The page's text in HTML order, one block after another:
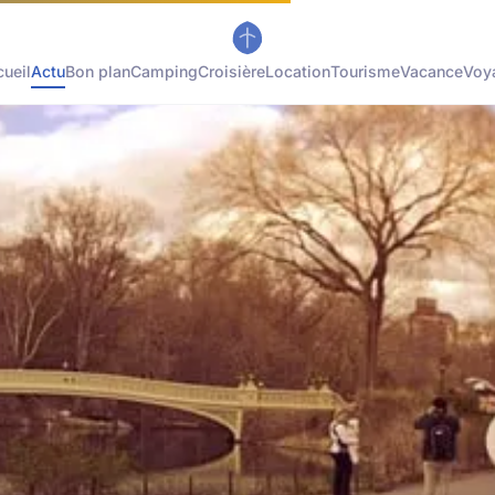
ActuBon planCampingCroisièreLocationTourismeVacance